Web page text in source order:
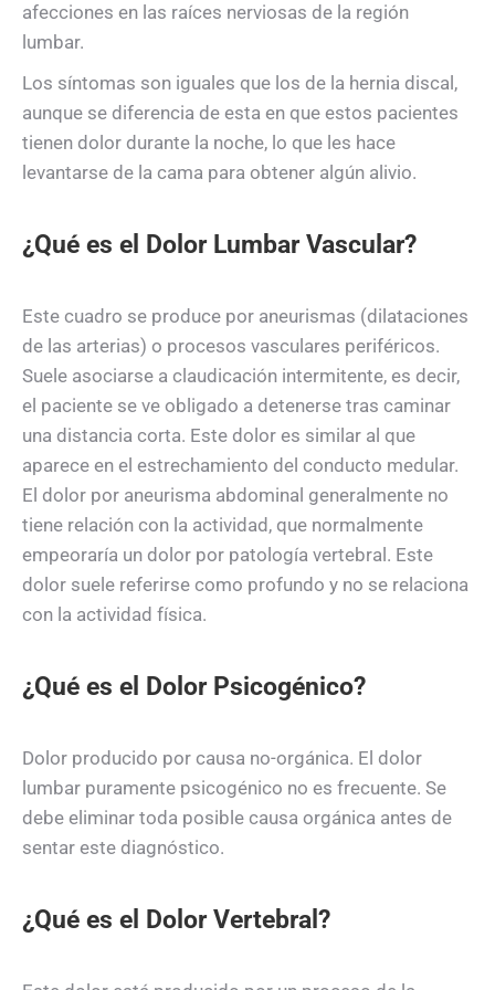
afecciones en las raíces nerviosas de la región
lumbar.
Los síntomas son iguales que los de la hernia discal,
aunque se diferencia de esta en que estos pacientes
tienen dolor durante la noche, lo que les hace
levantarse de la cama para obtener algún alivio.
¿Qué es el Dolor Lumbar Vascular?
Este cuadro se produce por aneurismas (dilataciones
de las arterias) o procesos vasculares periféricos.
Suele asociarse a claudicación intermitente, es decir,
el paciente se ve obligado a detenerse tras caminar
una distancia corta. Este dolor es similar al que
aparece en el estrechamiento del conducto medular.
El dolor por aneurisma abdominal generalmente no
tiene relación con la actividad, que normalmente
empeoraría un dolor por patología vertebral. Este
dolor suele referirse como profundo y no se relaciona
con la actividad física.
¿Qué es el Dolor Psicogénico?
Dolor producido por causa no-orgánica. El dolor
lumbar puramente psicogénico no es frecuente. Se
debe eliminar toda posible causa orgánica antes de
sentar este diagnóstico.
¿Qué es el Dolor Vertebral?